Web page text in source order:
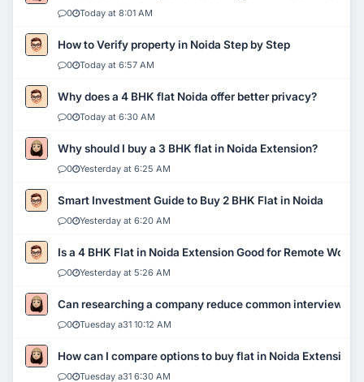
0 Today at 8:01 AM
How to Verify property in Noida Step by Step
0 Today at 6:57 AM
Why does a 4 BHK flat Noida offer better privacy?
0 Today at 6:30 AM
Why should I buy a 3 BHK flat in Noida Extension?
0 Yesterday at 6:25 AM
Smart Investment Guide to Buy 2 BHK Flat in Noida
0 Yesterday at 6:20 AM
Is a 4 BHK Flat in Noida Extension Good for Remote Work?
0 Yesterday at 5:26 AM
Can researching a company reduce common interview
0 Tuesday a31 10:12 AM
How can I compare options to buy flat in Noida Extension?
0 Tuesday a31 6:30 AM